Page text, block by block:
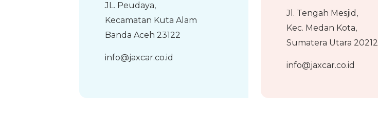
JL. Peudaya,
Kecamatan Kuta Alam
Banda Aceh 23122
info@jaxcar.co.id
Jl. Tengah Mesjid,
Kec. Medan Kota,
Sumatera Utara 20212
info@jaxcar.co.id